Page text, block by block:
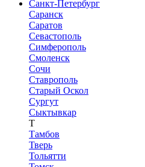
Санкт-Петербург
Саранск
Саратов
Севастополь
Симферополь
Смоленск
Сочи
Ставрополь
Старый Оскол
Сургут
Сыктывкар
Т
Тамбов
Тверь
Тольятти